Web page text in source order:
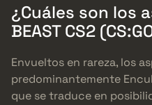
¿Cuáles son los
BEAST CS2
Envueltos en rareza, los
predominantemente
que se traduce en